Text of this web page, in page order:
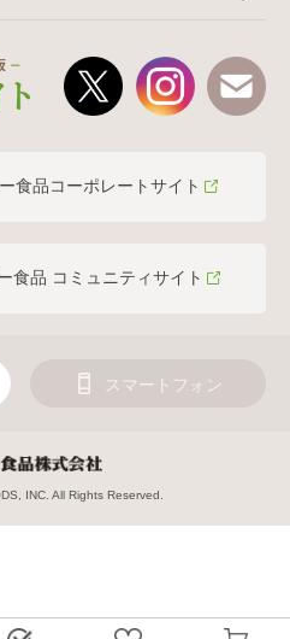
食品コーポレートサイト
食品 コミュニティサイト
スマートフォン
INC. All Rights Reserved.